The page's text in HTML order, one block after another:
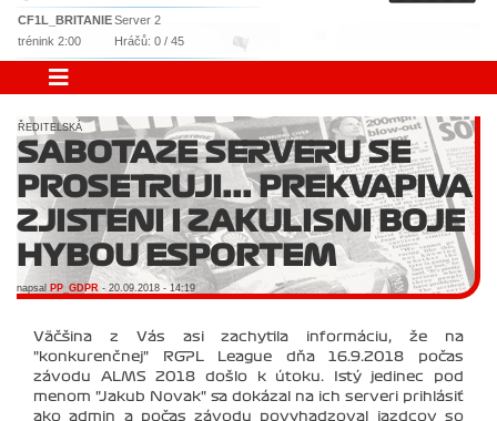
CF1L_BRITANIEServer 2
trénink 2:00
Hráčů: 0 / 45
ŘEDITELSKÁ
SABOTAZE SERVERU SE
PROSETRUJI... PREKVAPIVA
ZJISTENI I ZAKULISNI BOJE
HYBOU ESPORTEM
napsal PP_GDPR - 20.09.2018 - 14:19
Väčšina z Vás asi zachytila informáciu, že na
"konkurenčnej" RGPL League dňa 16.9.2018 počas
závodu ALMS 2018 došlo k útoku. Istý jedinec pod
menom "Jakub Novak" sa dokázal na ich serveri prihlásiť
ako admin a počas závodu povyhadzoval jazdcov so